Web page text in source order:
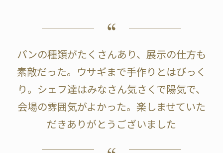
パンの種類がたくさんあり、展示の仕方も
素敵だった。ウサギまで手作りとはびっく
り。シェフ達はみなさん気さくで陽気で、
会場の雰囲気がよかった。楽しませていた
だきありがとうございました